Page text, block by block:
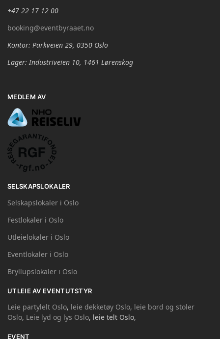
+47 22 17 12 00
booking@eventbyraaet.no
Kontor: Parkveien 29, 0350 Oslo
Lager: Industriveien 10, 1461 Lørenskog
MEDLEM AV
SELSKAPSLOKALER
Selskapslokaler i Oslo
Festlokaler i Oslo
Utleielokaler i Oslo
Eventlokaler i Oslo
Bryllupslokaler i Oslo
UTLEIE AV EVENTUTSTYR
Leie partylelt Oslo, leie dekketøy Oslo, leie bord og stoler
Oslo, Leie lyd og lys Oslo, leie telt Oslo,
EVENT